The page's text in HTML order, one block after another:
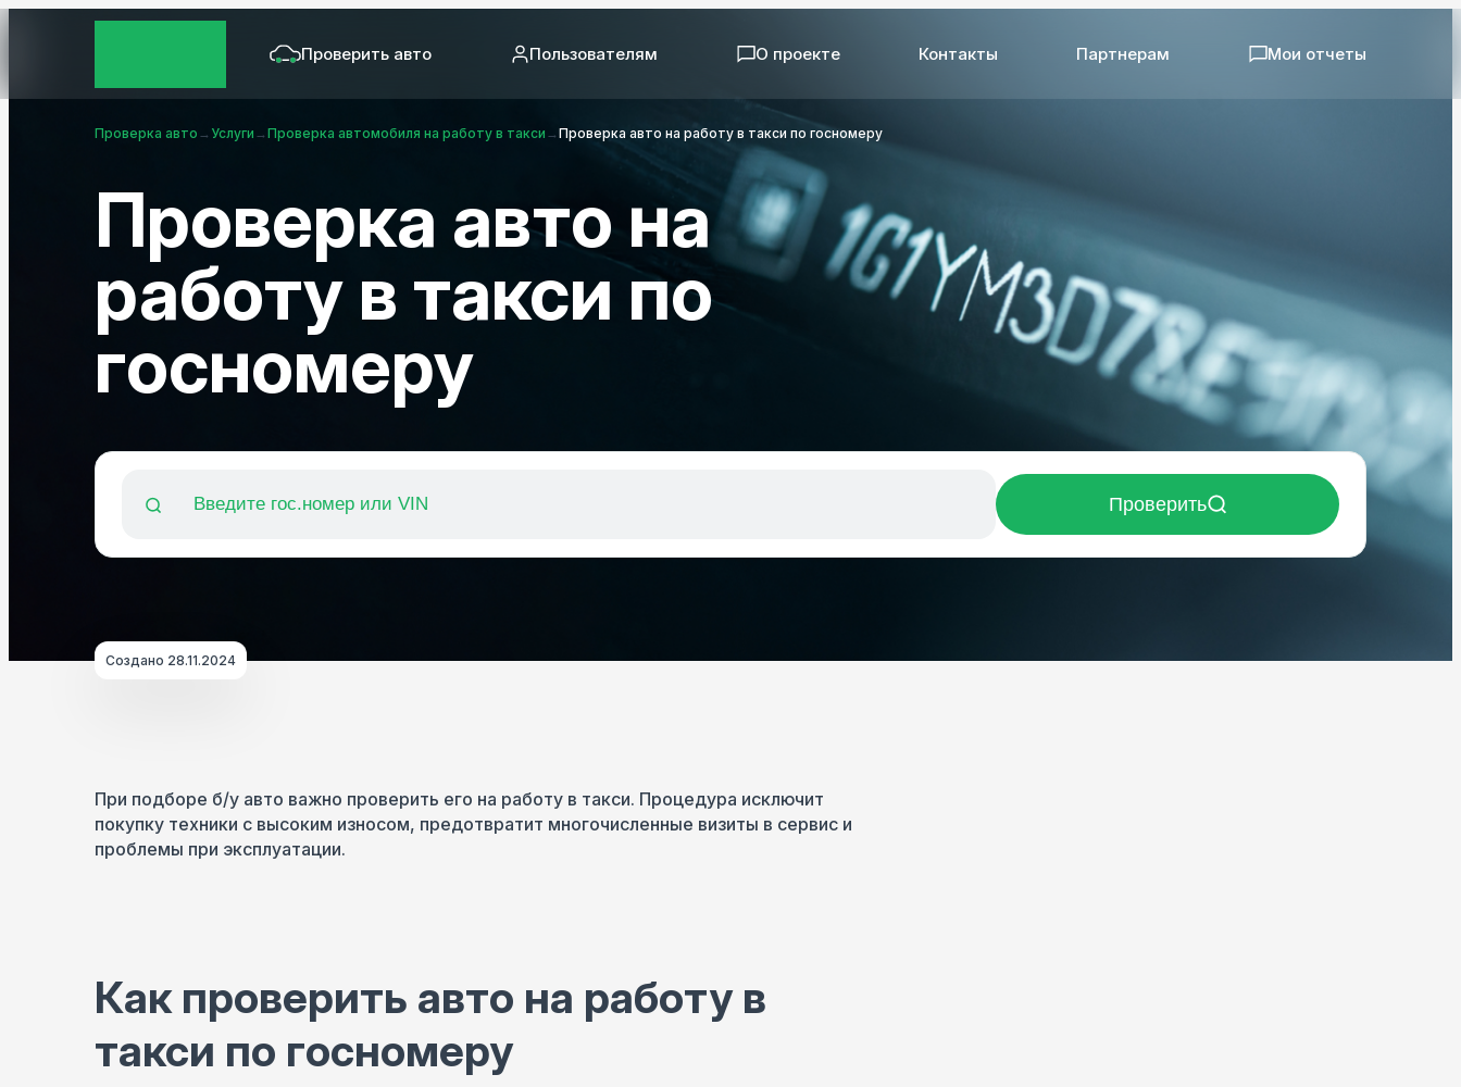
Проверить авто Пользователям О проекте Контакты Партнерам Мои отчеты
Проверка авто → Услуги → Проверка автомобиля на работу в такси → Проверка авто на работу в такси по госномеру
Проверка авто на
работу в такси по
госномеру
Создано 28.11.2024
При подборе б/у авто важно проверить его на работу в такси. Процедура исключит
покупку техники с высоким износом, предотвратит многочисленные визиты в сервис и
проблемы при эксплуатации.
Как проверить авто на работу в
такси по госномеру